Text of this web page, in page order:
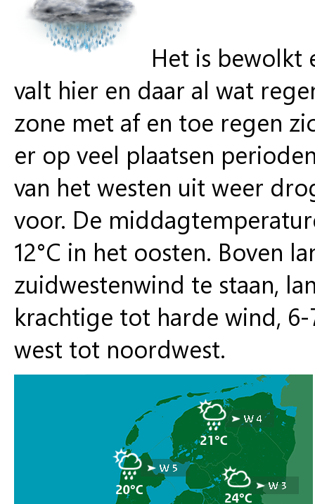
Het is bewolkt
valt hier en daar al wat
zone met af en toe regen
er op veel plaatsen
van het westen uit weer
voor. De
12°C in het oosten. Boven
zuidwestenwind te staan,
krachtige tot harde wind,
west tot noordwest.